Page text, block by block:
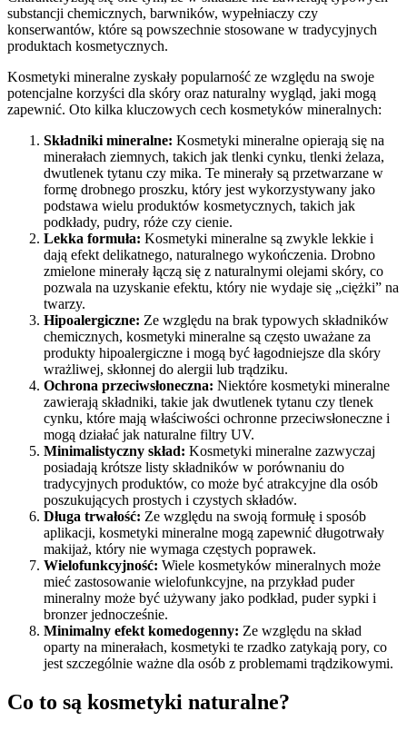
substancji chemicznych, barwników, wypełniaczy czy
konserwantów, które są powszechnie stosowane w tradycyjnych
produktach kosmetycznych.
Kosmetyki mineralne zyskały popularność ze względu na swoje
potencjalne korzyści dla skóry oraz naturalny wygląd, jaki mogą
zapewnić. Oto kilka kluczowych cech kosmetyków mineralnych:
Składniki mineralne: Kosmetyki mineralne opierają się na
minerałach ziemnych, takich jak tlenki cynku, tlenki żelaza,
dwutlenek tytanu czy mika. Te minerały są przetwarzane w
formę drobnego proszku, który jest wykorzystywany jako
podstawa wielu produktów kosmetycznych, takich jak
podkłady, pudry, róże czy cienie.
Lekka formuła: Kosmetyki mineralne są zwykle lekkie i
dają efekt delikatnego, naturalnego wykończenia. Drobno
zmielone minerały łączą się z naturalnymi olejami skóry, co
pozwala na uzyskanie efektu, który nie wydaje się „ciężki” na
twarzy.
Hipoalergiczne: Ze względu na brak typowych składników
chemicznych, kosmetyki mineralne są często uważane za
produkty hipoalergiczne i mogą być łagodniejsze dla skóry
wrażliwej, skłonnej do alergii lub trądziku.
Ochrona przeciwsłoneczna: Niektóre kosmetyki mineralne
zawierają składniki, takie jak dwutlenek tytanu czy tlenek
cynku, które mają właściwości ochronne przeciwsłoneczne i
mogą działać jak naturalne filtry UV.
Minimalistyczny skład: Kosmetyki mineralne zazwyczaj
posiadają krótsze listy składników w porównaniu do
tradycyjnych produktów, co może być atrakcyjne dla osób
poszukujących prostych i czystych składów.
Długa trwałość: Ze względu na swoją formułę i sposób
aplikacji, kosmetyki mineralne mogą zapewnić długotrwały
makijaż, który nie wymaga częstych poprawek.
Wielofunkcyjność: Wiele kosmetyków mineralnych może
mieć zastosowanie wielofunkcyjne, na przykład puder
mineralny może być używany jako podkład, puder sypki i
bronzer jednocześnie.
Minimalny efekt komedogenny: Ze względu na skład
oparty na minerałach, kosmetyki te rzadko zatykają pory, co
jest szczególnie ważne dla osób z problemami trądzikowymi.
Co to są kosmetyki naturalne?